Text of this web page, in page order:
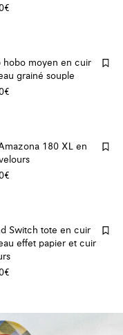
hobo moyen en cuir
grainé souple
180 XL en
Switch tote en cuir
effet papier et cuir